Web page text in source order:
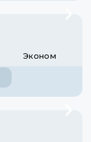
Эконом